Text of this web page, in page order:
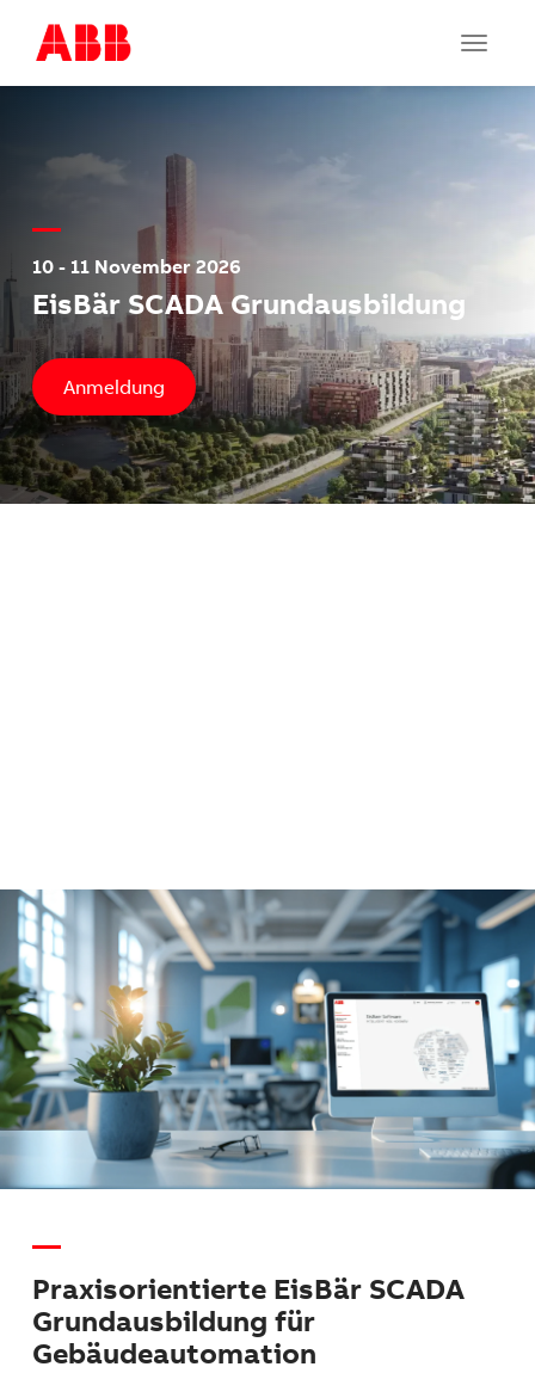
Toggle
10 - 11 November 2026
EisBär SCADA Grundausbildung
Anmeldung
Praxisorientierte EisBär SCADA
Grundausbildung für
Gebäudeautomation